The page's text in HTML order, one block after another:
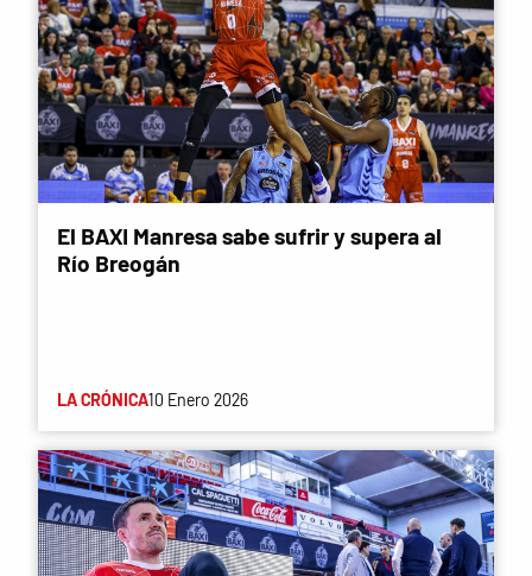
El BAXI Manresa sabe sufrir y supera al
Río Breogán
LA CRÓNICA10 Enero 2026